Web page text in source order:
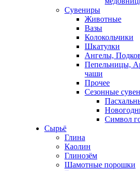
Сувениры
Животные
Вазы
Колокольчики
Шкатулки
Ангелы,
Пепельницы,
чаши
Прочее
Сезонные
Символ
Сырьё
Глина
Каолин
Глинозём
Шамотные порошки